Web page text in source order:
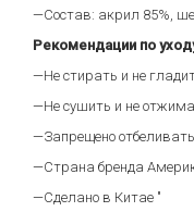
—Состав: акрил 85%,
Рекомендации по
—Не стирать и не
—Не сушить и не
—Запрещено
—Страна бренда
—Сделано в Китае "